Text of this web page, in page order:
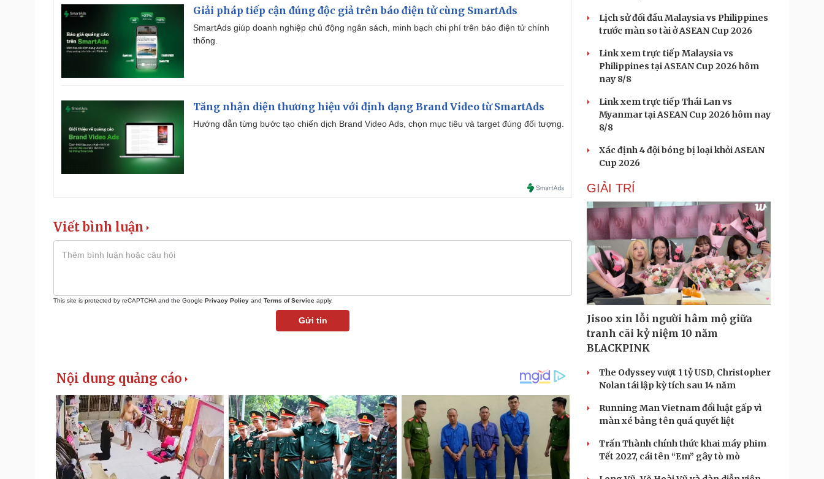
Giải pháp tiếp cận đúng độc giả trên báo điện tử cùng SmartAds
SmartAds giúp doanh nghiệp chủ động ngân sách, minh bạch chi phí trên báo điện tử chính
thống.
Tăng nhận diện thương hiệu với định dạng Brand Video từ SmartAds
Hướng dẫn từng bước tạo chiến dịch Brand Video Ads, chọn mục tiêu và target đúng đối tượng.
Viết bình luận
This site is protected by reCAPTCHA and the Google Privacy Policy and Terms of Service apply.
Gửi tin
Lịch sử đối đầu Malaysia vs Philippines
trước màn so tài ở ASEAN Cup 2026
Link xem trực tiếp Malaysia vs
Philippines tại ASEAN Cup 2026 hôm
nay 8/8
Link xem trực tiếp Thái Lan vs
Myanmar tại ASEAN Cup 2026 hôm nay
8/8
Xác định 4 đội bóng bị loại khỏi ASEAN
Cup 2026
GIẢI TRÍ
Jisoo xin lỗi người hâm mộ giữa
tranh cãi kỷ niệm 10 năm
BLACKPINK
The Odyssey vượt 1 tỷ USD, Christopher
Nolan tái lập kỳ tích sau 14 năm
Running Man Vietnam đổi luật gấp vì
màn xé bảng tên quá quyết liệt
Trấn Thành chính thức khai máy phim
Tết 2027, cái tên “Em” gây tò mò